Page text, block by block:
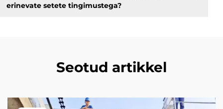
erinevate setete tingimustega?
Seotud artikkel